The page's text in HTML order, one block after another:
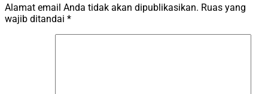
Alamat email Anda tidak akan dipublikasikan. Ruas yang
wajib ditandai *